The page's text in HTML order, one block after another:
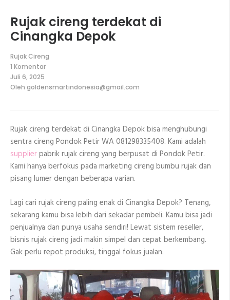
Rujak cireng terdekat di
Cinangka Depok
Rujak Cireng
1 Komentar
pada
Rujak
cireng
Juli 6, 2025
Oleh goldensmartindonesia@gmail.com
Rujak cireng terdekat di Cinangka Depok bisa menghubungi
sentra cireng Pondok Petir WA 081298335408. Kami adalah
supplierpabrik rujak cireng yang berpusat di Pondok Petir.
Kami hanya berfokus pada marketing cireng bumbu rujak dan
pisang lumer dengan beberapa varian.
Lagi cari rujak cireng paling enak di Cinangka Depok? Tenang,
sekarang kamu bisa lebih dari sekadar pembeli. Kamu bisa jadi
penjualnya dan punya usaha sendiri! Lewat sistem reseller,
bisnis rujak cireng jadi makin simpel dan cepat berkembang.
Gak perlu repot produksi, tinggal fokus jualan.